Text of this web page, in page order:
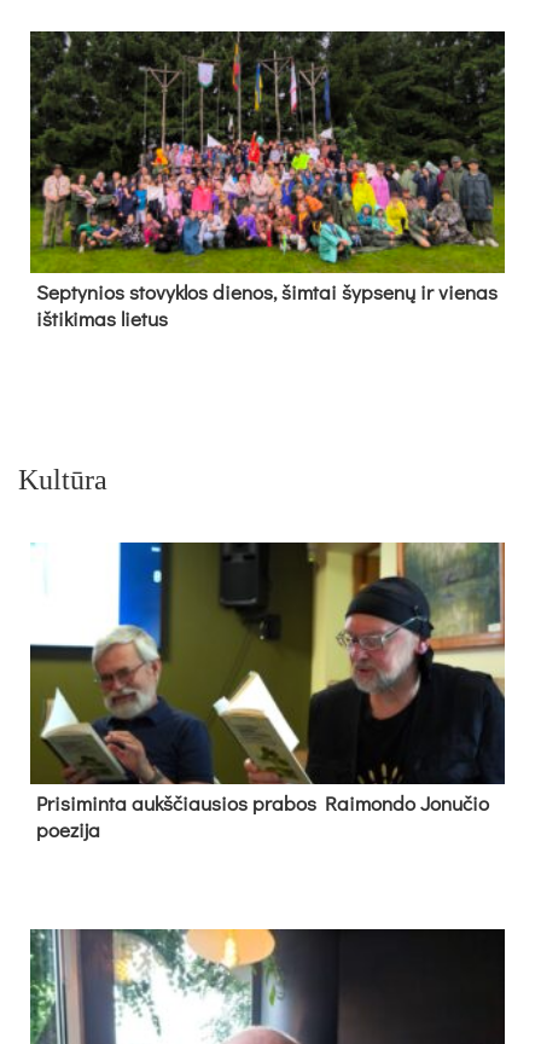
Sep­ty­nios sto­vyk­los die­nos, šim­tai šyp­se­nų ir vie­nas
iš­ti­ki­mas lie­tus
Kultūra
Pri­si­min­ta aukš­čiau­sios pra­bos Rai­mon­do Jo­nu­čio
poe­zi­ja